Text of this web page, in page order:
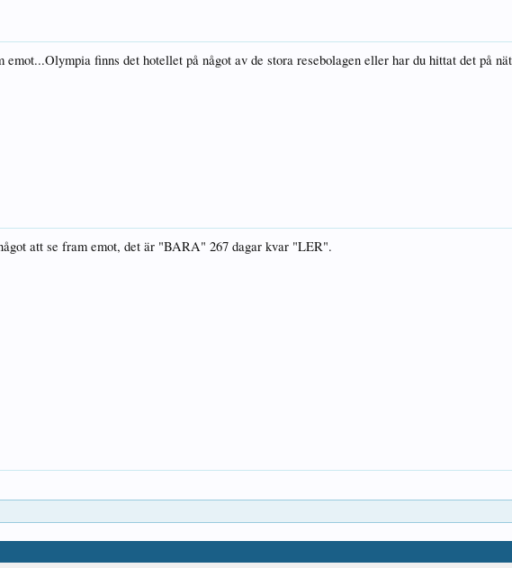
emot...Olympia finns det hotellet på något av de stora resebolagen eller har du hittat det på
att se fram emot, det är "BARA" 267 dagar kvar "LER".